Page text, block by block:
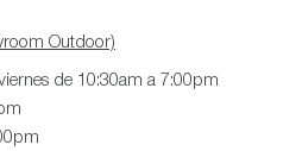
Outdoor)
de 10:30am a 7:00pm